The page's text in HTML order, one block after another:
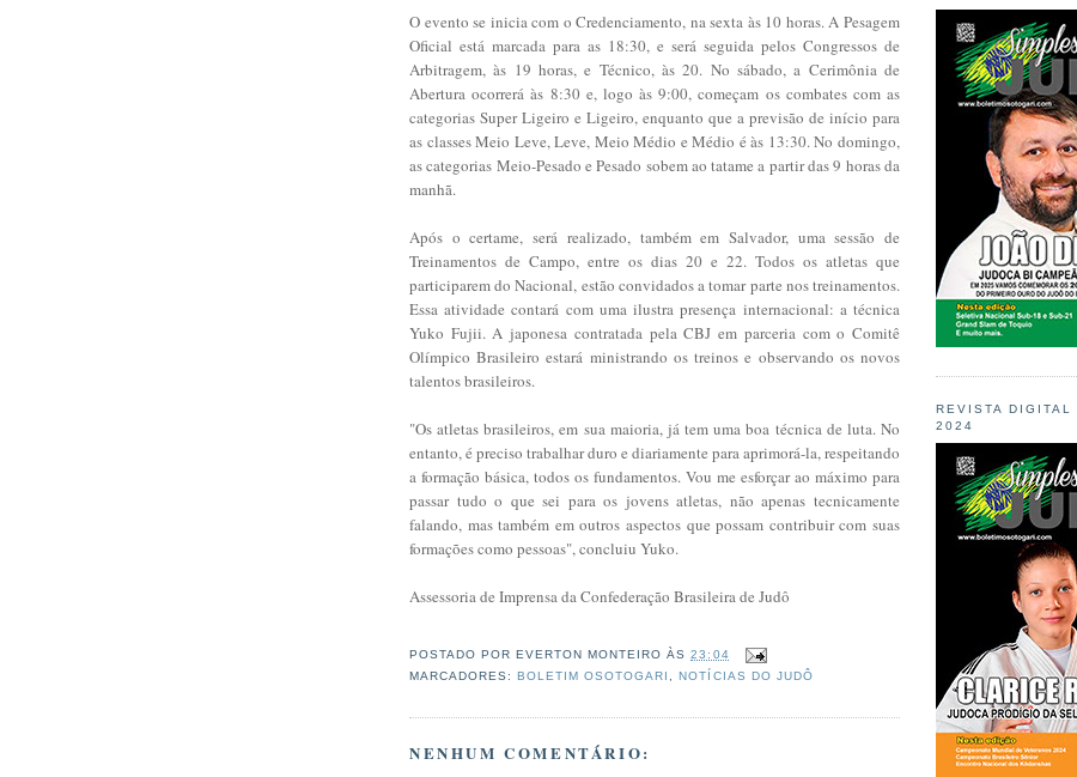
O evento se inicia com o Credenciamento, na sexta às 10 horas. A Pesagem
Oficial está marcada para as 18:30, e será seguida pelos Congressos de
Arbitragem, às 19 horas, e Técnico, às 20. No sábado, a Cerimônia de
Abertura ocorrerá às 8:30 e, logo às 9:00, começam os combates com as
categorias Super Ligeiro e Ligeiro, enquanto que a previsão de início para
as classes Meio Leve, Leve, Meio Médio e Médio é às 13:30. No domingo,
as categorias Meio-Pesado e Pesado sobem ao tatame a partir das 9 horas da
manhã.
Após o certame, será realizado, também em Salvador, uma sessão de
Treinamentos de Campo, entre os dias 20 e 22. Todos os atletas que
participarem do Nacional, estão convidados a tomar parte nos treinamentos.
Essa atividade contará com uma ilustra presença internacional: a técnica
Yuko Fujii. A japonesa contratada pela CBJ em parceria com o Comitê
Olímpico Brasileiro estará ministrando os treinos e observando os novos
talentos brasileiros.
"Os atletas brasileiros, em sua maioria, já tem uma boa técnica de luta. No
entanto, é preciso trabalhar duro e diariamente para aprimorá-la, respeitando
a formação básica, todos os fundamentos. Vou me esforçar ao máximo para
passar tudo o que sei para os jovens atletas, não apenas tecnicamente
falando, mas também em outros aspectos que possam contribuir com suas
formações como pessoas", concluiu Yuko.
Assessoria de Imprensa da Confederação Brasileira de Judô
POSTADO POR EVERTON MONTEIRO ÀS23:04
MARCADORES:BOLETIM OSOTOGARI ,NOTÍCIAS DO JUDÔ
NENHUM COMENTÁRIO:
REVISTA DIGITAL
2024